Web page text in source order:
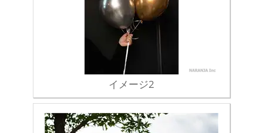
イメージ2